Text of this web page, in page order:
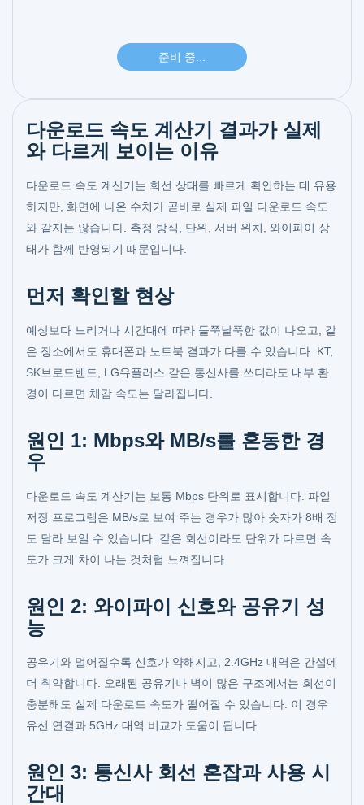
다운로드 속도 계산기 결과가 실제
와 다르게 보이는 이유
다운로드 속도 계산기는 회선 상태를 빠르게 확인하는 데 유용
하지만, 화면에 나온 수치가 곧바로 실제 파일 다운로드 속도
와 같지는 않습니다. 측정 방식, 단위, 서버 위치, 와이파이 상
태가 함께 반영되기 때문입니다.
먼저 확인할 현상
예상보다 느리거나 시간대에 따라 들쭉날쭉한 값이 나오고, 같
은 장소에서도 휴대폰과 노트북 결과가 다를 수 있습니다. KT,
SK브로드밴드, LG유플러스 같은 통신사를 쓰더라도 내부 환
경이 다르면 체감 속도는 달라집니다.
원인 1: Mbps와 MB/s를 혼동한 경
우
다운로드 속도 계산기는 보통 Mbps 단위로 표시합니다. 파일
저장 프로그램은 MB/s로 보여 주는 경우가 많아 숫자가 8배 정
도 달라 보일 수 있습니다. 같은 회선이라도 단위가 다르면 속
도가 크게 차이 나는 것처럼 느껴집니다.
원인 2: 와이파이 신호와 공유기 성
능
공유기와 멀어질수록 신호가 약해지고, 2.4GHz 대역은 간섭에
더 취약합니다. 오래된 공유기나 벽이 많은 구조에서는 회선이
충분해도 실제 다운로드 속도가 떨어질 수 있습니다. 이 경우
유선 연결과 5GHz 대역 비교가 도움이 됩니다.
원인 3: 통신사 회선 혼잡과 사용 시
간대